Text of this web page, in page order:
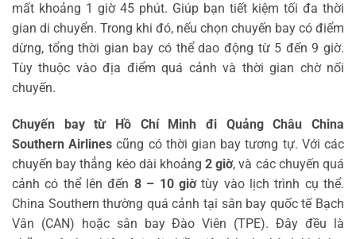
mất khoảng 1 giờ 45 phút. Giúp bạn tiết kiệm tối đa thời
gian di chuyển. Trong khi đó, nếu chọn chuyến bay có điểm
dừng, tổng thời gian bay có thể dao động từ 5 đến 9 giờ.
Tùy thuộc vào địa điểm quá cảnh và thời gian chờ nối
chuyến.
Chuyến bay từ Hồ Chí Minh đi Quảng Châu China
Southern Airlines cũng có thời gian bay tương tự. Với các
chuyến bay thẳng kéo dài khoảng2 giờ, và các chuyến quá
cảnh có thể lên đến 8 – 10 giờtùy vào lịch trình cụ thể.
China Southern thường quá cảnh tại sân bay quốc tế Bạch
Vân (CAN) hoặc sân bay Đào Viên (TPE). Đây đều là